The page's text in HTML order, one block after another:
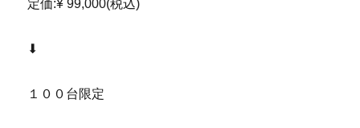
定価:¥ 99,000(税込)
⬇︎
１００台限定